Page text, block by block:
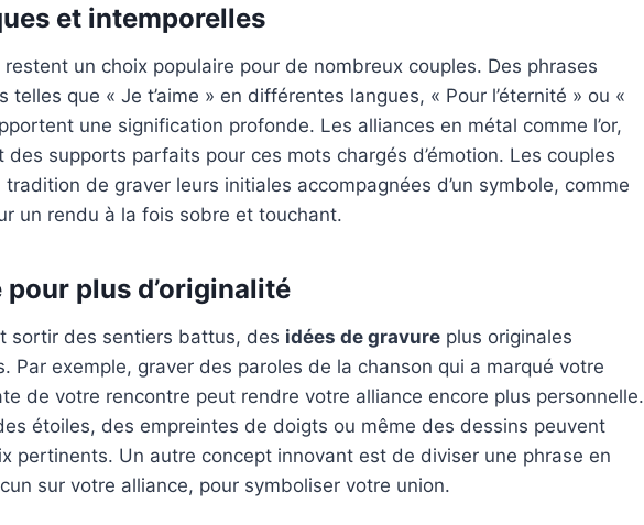
et intemporelles
un choix populaire pour de nombreux couples. Des phrases
telles que « Je t’aime » en différentes langues, « Pour l’éternité » ou «
une signification profonde. Les alliances en métal comme l’or,
des supports parfaits pour ces mots chargés d’émotion. Les couples
de graver leurs initiales accompagnées d’un symbole, comme
un rendu à la fois sobre et touchant.
pour plus d’originalité
sortir des sentiers battus, des idées de gravure plus originales
Par exemple, graver des paroles de la chanson qui a marqué votre
de votre rencontre peut rendre votre alliance encore plus personnelle.
étoiles, des empreintes de doigts ou même des dessins peuvent
pertinents. Un autre concept innovant est de diviser une phrase en
sur votre alliance, pour symboliser votre union.